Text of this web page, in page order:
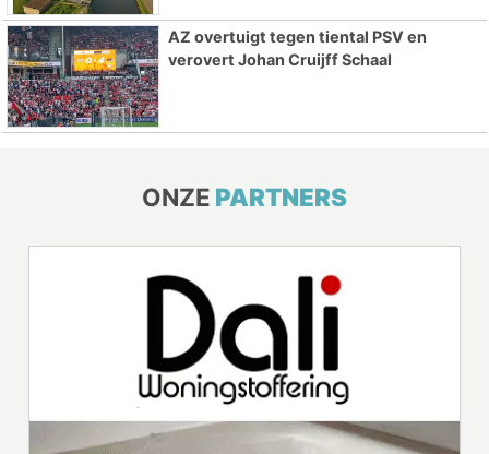
AZ overtuigt tegen tiental PSV en
verovert Johan Cruijff Schaal
ONZE PARTNERS